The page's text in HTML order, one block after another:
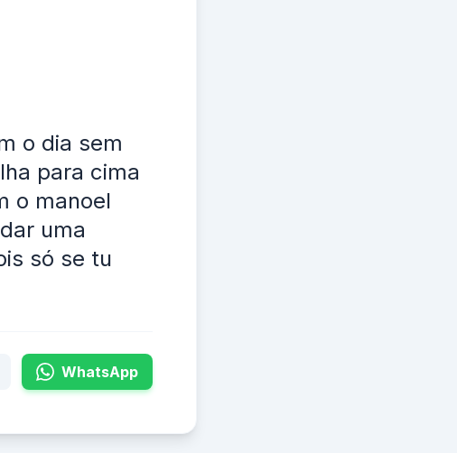
o dia sem
para cima
o manoel
uma
só se tu
WhatsApp